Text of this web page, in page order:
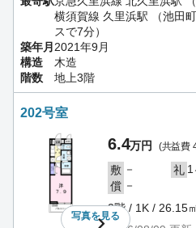
横須賀線 久里浜駅 （池田
スで7分）
築年月 2021年9月
構造
木造
階数
地上3階
202号室
写真を見る
6.4万円 (共益費
敷 － 礼 1
償 －
2階 / 1K / 26.15